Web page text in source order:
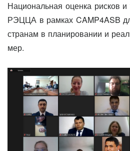
Национальная оценка рисков
РЭЦЦА в рамках CAMP4ASB
странам в планировании и
мер.